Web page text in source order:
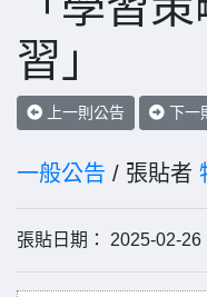
習」
上一則公告 下一
一般公告 / 張貼者
張貼日期： 2025-02-